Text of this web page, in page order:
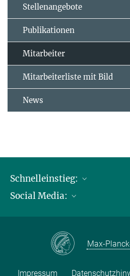
Stellenangebote
Publikationen
Mitarbeiter
Mitarbeiterliste mit Bild
News
Schnelleinstieg:
Publikationen
Kontakt und Anfahrtsbeschreibung
Social Media:
Max-
Impressum